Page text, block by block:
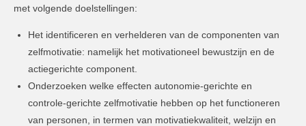
met volgende doelstellingen:
Het identificeren en verhelderen van de componenten van
zelfmotivatie: namelijk het motivationeel bewustzijn en de
actiegerichte component.
Onderzoeken welke effecten autonomie-gerichte en
controle-gerichte zelfmotivatie hebben op het functioneren
van personen, in termen van motivatiekwaliteit, welzijn en